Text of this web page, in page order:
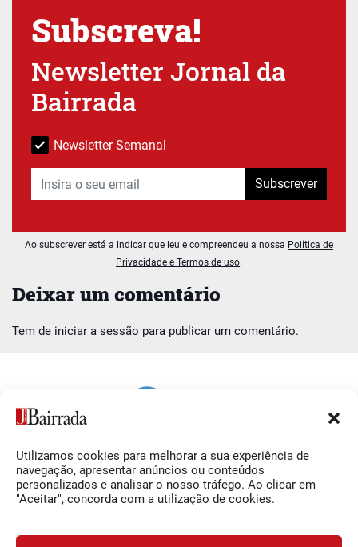
Utilizamos cookies para melhorar a sua experiência de
navegação, apresentar anúncios ou conteúdos
personalizados e analisar o nosso tráfego. Ao clicar em
"Aceitar", concorda com a utilização de cookies.
Deixar um comentário
Tem de iniciar a sessão para publicar um comentário.
Subscreva!
Newsletter Jornal da
Bairrada
Newsletter Semanal
Subscrever
Ao subscrever está a indicar que leu e compreendeu a nossa Política de
Privacidade e Termos de uso.
Siga-nos
Facebook
O Jornal da Bairrada
Contactos